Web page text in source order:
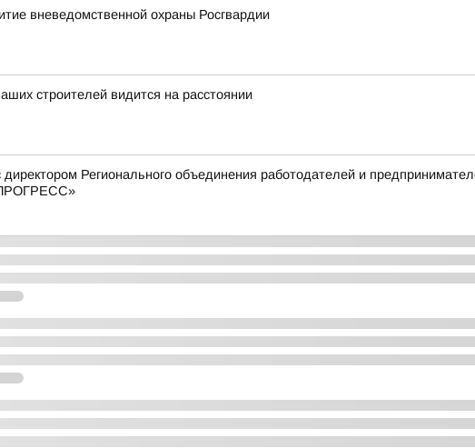
вневедомственной охраны Росгвардии
строителей видится на расстоянии
Регионального объединения работодателей и